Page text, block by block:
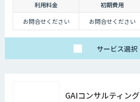
利用料金 初期費用
お問合せください
お問合せください
サービス選択
GAIコンサルティング